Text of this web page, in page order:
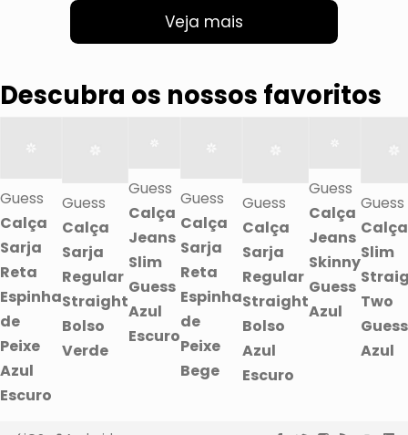
Veja mais
Descubra os nossos favoritos
Guess
Calça
Sarja
Reta
Espinha
de
Peixe
Azul
Escuro
Guess
Calça
Sarja
Regular
Straight
Bolso
Verde
Guess
Calça
Jeans
Slim
Guess
Azul
Escuro
Guess
Calça
Sarja
Reta
Espinha
de
Peixe
Bege
Guess
Calça
Sarja
Regular
Straight
Bolso
Azul
Escuro
Guess
Calça
Jeans
Skinny
Guess
Azul
Guess
Calça
Slim
Two
Guess
Azul